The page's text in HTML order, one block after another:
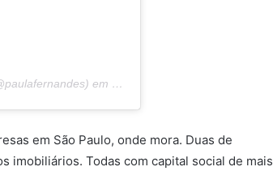
em 16 de Out, 2019 às 4:52 PDT
em São Paulo, onde mora. Duas de
imobiliários. Todas com capital social de mais